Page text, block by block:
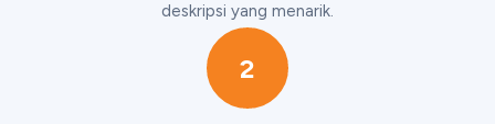
deskripsi yang menarik.
2